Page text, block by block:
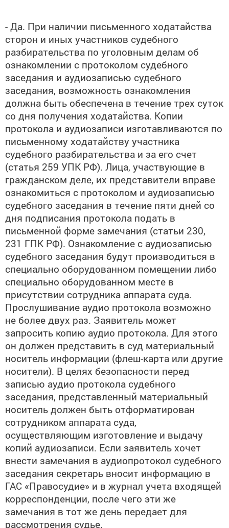
- Да. При наличии письменного ходатайства
сторон и иных участников судебного
разбирательства по уголовным делам об
ознакомлении с протоколом судебного
заседания и аудиозаписью судебного
заседания, возможность ознакомления
должна быть обеспечена в течение трех суток
со дня получения ходатайства. Копии
протокола и аудиозаписи изготавливаются по
письменному ходатайству участника
судебного разбирательства и за его счет
(статья 259 УПК РФ). Лица, участвующие в
гражданском деле, их представители вправе
ознакомиться с протоколом и аудиозаписью
судебного заседания в течение пяти дней со
дня подписания протокола подать в
письменной форме замечания (статьи 230,
231 ГПК РФ). Ознакомление с аудиозаписью
судебного заседания будут производиться в
специально оборудованном помещении либо
специально оборудованном месте в
присутствии сотрудника аппарата суда.
Прослушивание аудио протокола возможно
не более двух раз. Заявитель может
запросить копию аудио протокола. Для этого
он должен представить в суд материальный
носитель информации (флеш-карта или другие
носители). В целях безопасности перед
записью аудио протокола судебного
заседания, представленный материальный
носитель должен быть отформатирован
сотрудником аппарата суда,
осуществляющим изготовление и выдачу
копий аудиозаписи. Если заявитель хочет
внести замечания в аудиопротокол судебного
заседания секретарь вносит информацию в
ГАС «Правосудие» и в журнал учета входящей
корреспонденции, после чего эти же
замечания в тот же день передает для
рассмотрения судье.